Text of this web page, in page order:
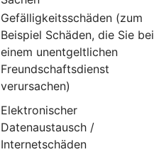
Gefälligkeitsschäden (zum
Beispiel Schäden, die Sie bei
einem unentgeltlichen
Freundschaftsdienst
verursachen)
Elektronischer
Datenaustausch /
Internetschäden